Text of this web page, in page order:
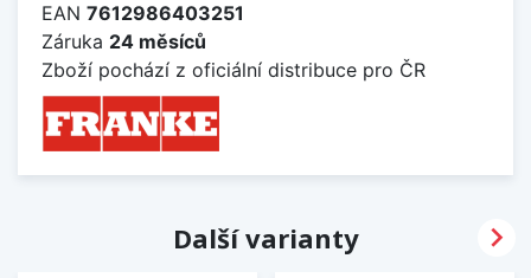
EAN 7612986403251
Záruka 24 měsíců
Zboží pochází z oficiální distribuce pro ČR
Další varianty 